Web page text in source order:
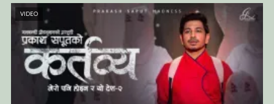
VIDEO